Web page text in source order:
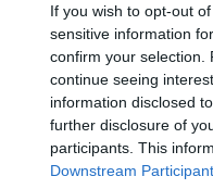
If you wish to opt-out
sensitive information
confirm your selection.
continue seeing
information disclosed
further disclosure of
participants. This
Downstream
modo, ci
dovrà inventarsi
colpito da un forte
neanche per
problemi muscolari.